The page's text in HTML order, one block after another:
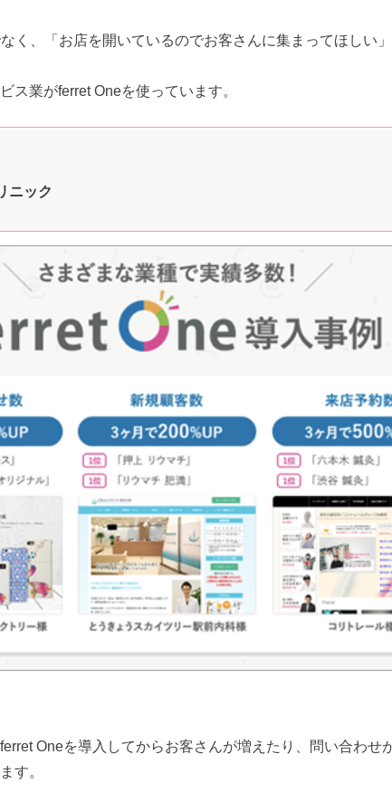
く、「お店を開いているのでお客さんに集まってほしい
ス業がferret Oneを使っています。
ニック
Oneを導入してからお客さんが増えたり、問い合わせ
す。